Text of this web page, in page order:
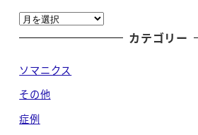
ア
ー
イ
ブ
カテゴリー
ソマニクス
その他
症例